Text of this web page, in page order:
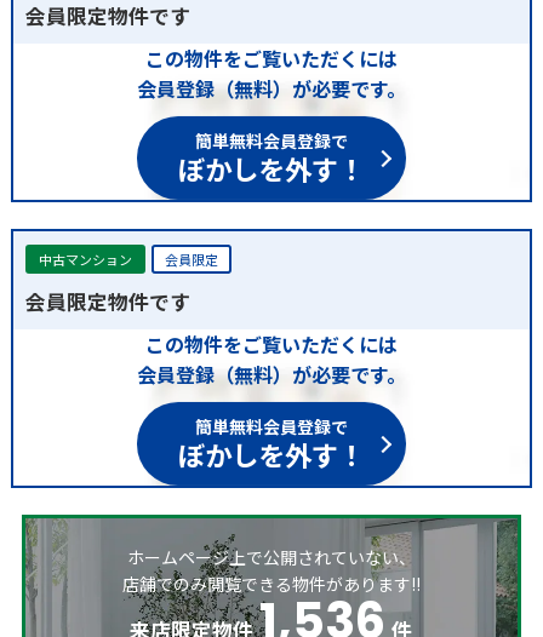
会員限定物件です
この物件をご覧いただくには
会員登録（無料）が必要です。
簡単無料会員登録で
ぼかしを外す！
中古マンション 会員限定
会員限定物件です
この物件をご覧いただくには
会員登録（無料）が必要です。
簡単無料会員登録で
ぼかしを外す！
ホームページ上で公開されていない、
店舗でのみ閲覧できる物件があります!!
来店限定物件 1,536 件